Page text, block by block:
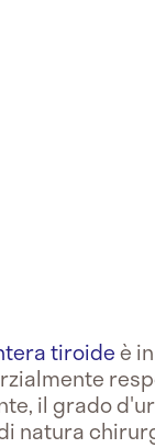
tiroideè
il grado
natura